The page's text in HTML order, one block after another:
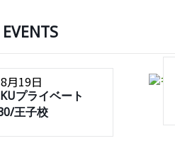
月19日
プライベート
王子校